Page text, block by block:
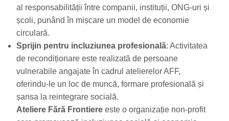
al responsabilității între companii, instituții, ONG-uri și
școli, punând în mișcare un model de economie
circulară.
Sprijin pentru incluziunea profesională: Activitatea
de recondiționare este realizată de persoane
vulnerabile angajate în cadrul atelierelor AFF,
oferindu-le un loc de muncă, formare profesională și
șansa la reintegrare socială.
Ateliere Fără Frontiere este o organizație non-profit